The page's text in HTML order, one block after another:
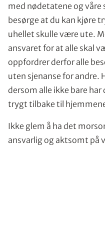
med nødetatene og våre
besørge at du kan kjøre
uhellet skulle være ute.
ansvaret for at alle skal
oppfordrer derfor alle
uten sjenanse for andre.
dersom alle ikke bare
trygt tilbake til
Ikke glem å ha det
ansvarlig og aktsomt på